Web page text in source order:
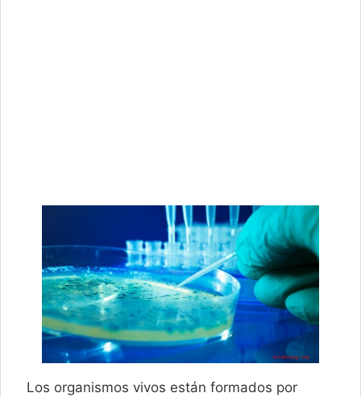
Los organismos vivos están formados por